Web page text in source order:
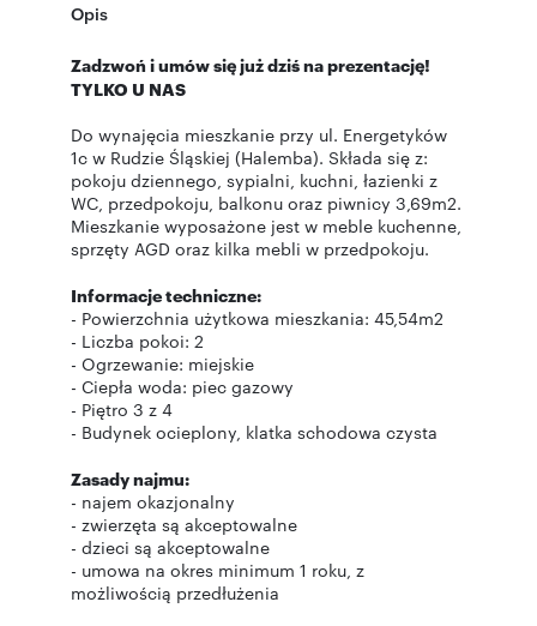
Opis
Zadzwoń i umów się już dziś na prezentację!
TYLKO U NAS
Do wynajęcia mieszkanie przy ul. Energetyków
1c w Rudzie Śląskiej (Halemba). Składa się z:
pokoju dziennego, sypialni, kuchni, łazienki z
WC, przedpokoju, balkonu oraz piwnicy 3,69m2.
Mieszkanie wyposażone jest w meble kuchenne,
sprzęty AGD oraz kilka mebli w przedpokoju.
Informacje techniczne:
- Powierzchnia użytkowa mieszkania: 45,54m2
- Liczba pokoi: 2
- Ogrzewanie: miejskie
- Ciepła woda: piec gazowy
- Piętro 3 z 4
- Budynek ocieplony, klatka schodowa czysta
Zasady najmu:
- najem okazjonalny
- zwierzęta są akceptowalne
- dzieci są akceptowalne
- umowa na okres minimum 1 roku, z
możliwością przedłużenia